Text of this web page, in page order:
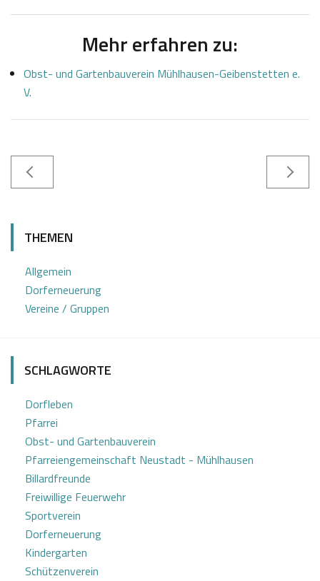
Mehr erfahren zu:
Obst- und Gartenbauverein Mühlhausen-Geibenstetten e.
V.
4
4
o
t
THEMEN
Allgemein
Dorferneuerung
Vereine / Gruppen
SCHLAGWORTE
Dorfleben
Pfarrei
Obst- und Gartenbauverein
Pfarreiengemeinschaft Neustadt - Mühlhausen
Billardfreunde
Freiwillige Feuerwehr
Sportverein
Dorferneuerung
Kindergarten
Schützenverein